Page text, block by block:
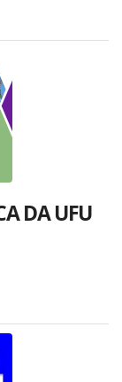
DA UFU